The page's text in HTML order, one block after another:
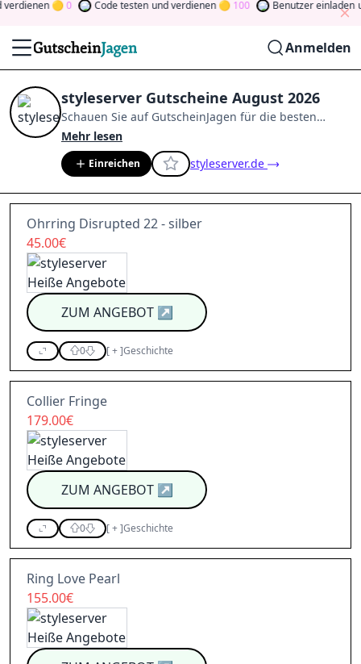
0 Code testen und verdienen 100 Benutzer einladen
Anmelden
styleserver Gutscheine August 2026
Schauen Sie auf GutscheinJagen für die besten
styleserver-Angebote im
Mitglied der Community
indem Sie durch Abstimmen, Testen, Teilen und
mehr beitragen.
Drehen Sie den Glücksklee
gewinnen Sie Geld
Mehr lesen
Einreichen styleserver.de
Ohrring Disrupted 22 - silber
45.00€
ZUM ANGEBOT↗
0 [+]Geschichte
Collier Fringe
179.00€
ZUM ANGEBOT↗
0 [+]Geschichte
Ring Love Pearl
155.00€